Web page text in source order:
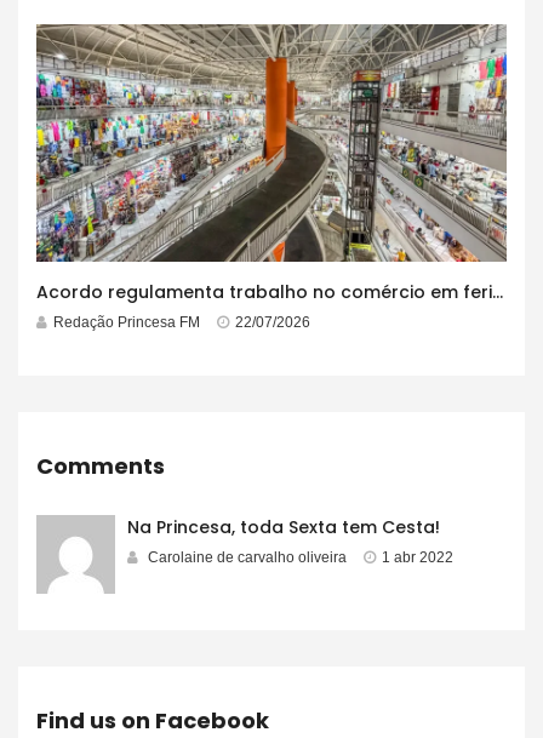
Acordo regulamenta trabalho no comércio em feriados
Redação Princesa FM 22/07/2026
Comments
Na Princesa, toda Sexta tem Cesta!
Carolaine de carvalho oliveira 1 abr 2022
Find us on Facebook